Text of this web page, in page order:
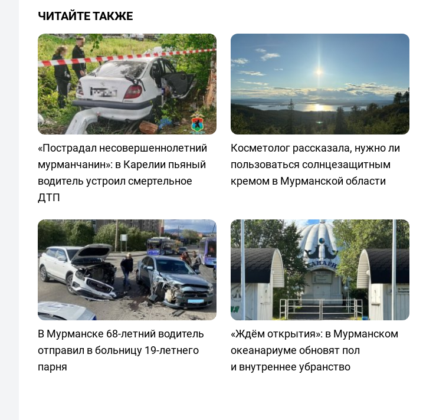
ЧИТАЙТЕ ТАКЖЕ
«Пострадал несовершеннолетний
мурманчанин»: в Карелии пьяный
водитель устроил смертельное
ДТП
Косметолог рассказала, нужно ли
пользоваться солнцезащитным
кремом в Мурманской области
В Мурманске 68-летний водитель
отправил в больницу 19-летнего
парня
«Ждём открытия»: в Мурманском
океанариуме обновят пол
и внутреннее убранство